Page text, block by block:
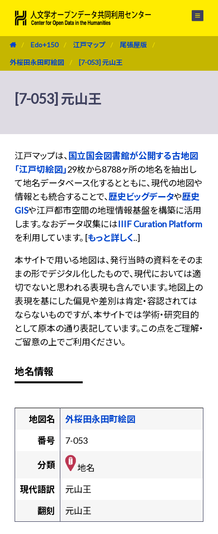
Edo+150 江戸マップ 尾張屋版
外桜田永田町絵図 [7-053] 元山王
[7-053] 元山王
江戸マップは、 国立国会図書館が公開する古地図
「江戸切絵図」29枚から8788ヶ所の地名を抽出し
て地名データベース化するとともに、現代の地図や
情報とも統合することで、歴史ビッグデータや歴史
GISや江戸都市空間の地理情報基盤を構築に活用
します。なおデータ収集にはIIIF Curation Platform
を利用しています。 [もっと詳しく..]
本サイトで用いる地図は、発行当時の資料をそのま
まの形でデジタル化したもので、現代においては適
切でないと思われる表現も含んでいます。地図上の
表現を基にした偏見や差別は肯定・容認されては
ならないものですが、本サイトでは学術・研究目的
として原本の通り表記しています。この点をご理解・
ご留意の上でご利用ください。
地名情報
地図名
外桜田永田町絵図
番号
7-053
分類
地名
現代語訳
元山王
翻刻
元山王